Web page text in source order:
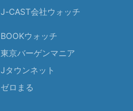
J-CAST会社ウォッチ
BOOKウォッチ
東京バーゲンマニア
Jタウンネット
ゼロまる